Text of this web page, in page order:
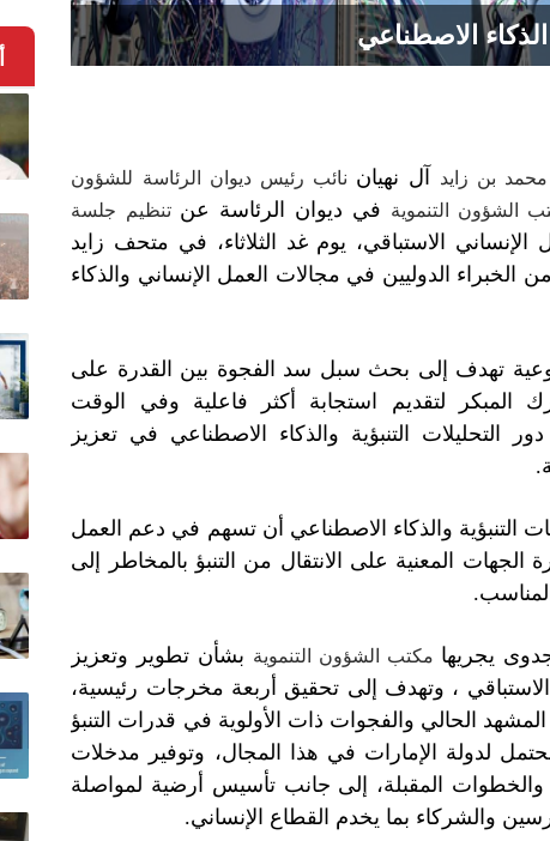
الذكاء الاصطناعي
بن زايد آل نهيان نائب رئيس ديوان الرئاسة للشؤون
الشؤون التنموية في ديوان الرئاسة عن تنظيم جلسة
الاستباقي، يوم غد الثلاثاء، في متحف زايد
الخبراء الدوليين في مجالات العمل الإنساني والذكاء
تهدف إلى بحث سبل سد الفجوة بين القدرة على
المبكر لتقديم استجابة أكثر فاعلية وفي الوقت
التحليلات التنبؤية والذكاء الاصطناعي في تعزيز
التنبؤية والذكاء الاصطناعي أن تسهم في دعم العمل
الجهات المعنية على الانتقال من التنبؤ بالمخاطر إلى
يجريها مكتب الشؤون التنموية بشأن تطوير وتعزيز
، وتهدف إلى تحقيق أربعة مخرجات رئيسية،
الحالي والفجوات ذات الأولوية في قدرات التنبؤ
لدولة الإمارات في هذا المجال، وتوفير مدخلات
والخطوات المقبلة، إلى جانب تأسيس أرضية لمواصلة
والشركاء بما يخدم القطاع الإنساني.